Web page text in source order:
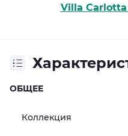
Villa Carlotta
ОБЩЕЕ
Коллекция